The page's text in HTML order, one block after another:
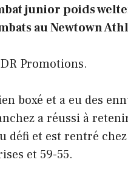
junior poids
au Newtown
Promotions.
boxé et a eu des
a réussi à
défi et est rentré
et 59-55.